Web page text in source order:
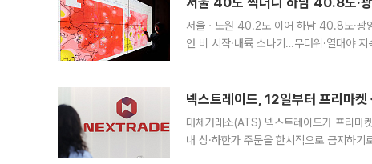
서울ㆍ노원 40.2도 이어 하남 40.8도·광
안 비 시작·내륙 소나기…무더위·열대야
넥스트레이드, 12일부터 프리마켓
대체거래소(ATS) 넥스트레이드가 프리마
내 상·하한가 주문을 한시적으로 금지하